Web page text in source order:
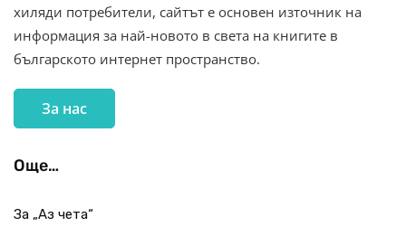
хиляди потребители, сайтът е основен източник на
информация за най-новото в света на книгите в
българското интернет пространство.
За нас
Още…
За „Аз чета“